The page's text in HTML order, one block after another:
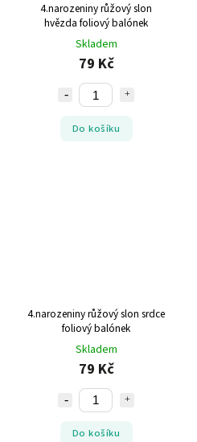
4.narozeniny růžový slon
hvězda foliový balónek
Skladem
79 Kč
Do košíku
4.narozeniny růžový slon srdce
foliový balónek
Skladem
79 Kč
Do košíku